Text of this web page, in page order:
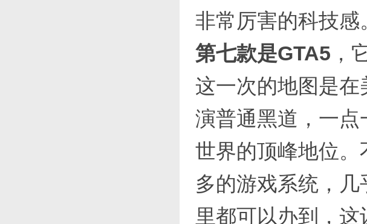
非常厉害的科技感
第七款是GTA5 ，
这一次的地图是
演普通黑道，一
世界的顶峰地位
多的游戏系统，
里都可以办到，这